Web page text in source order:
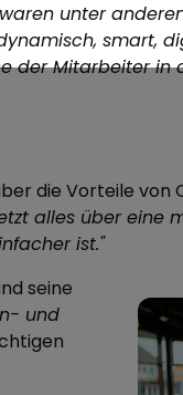
unter a
smart,
Mitarbeiter in
die Vorteile von
alles über eine
ist."
seine
und